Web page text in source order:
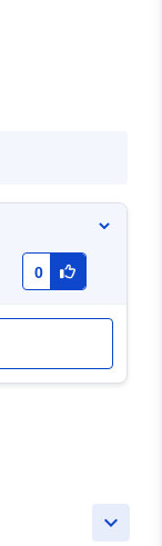
0
keyboard_arrow_down